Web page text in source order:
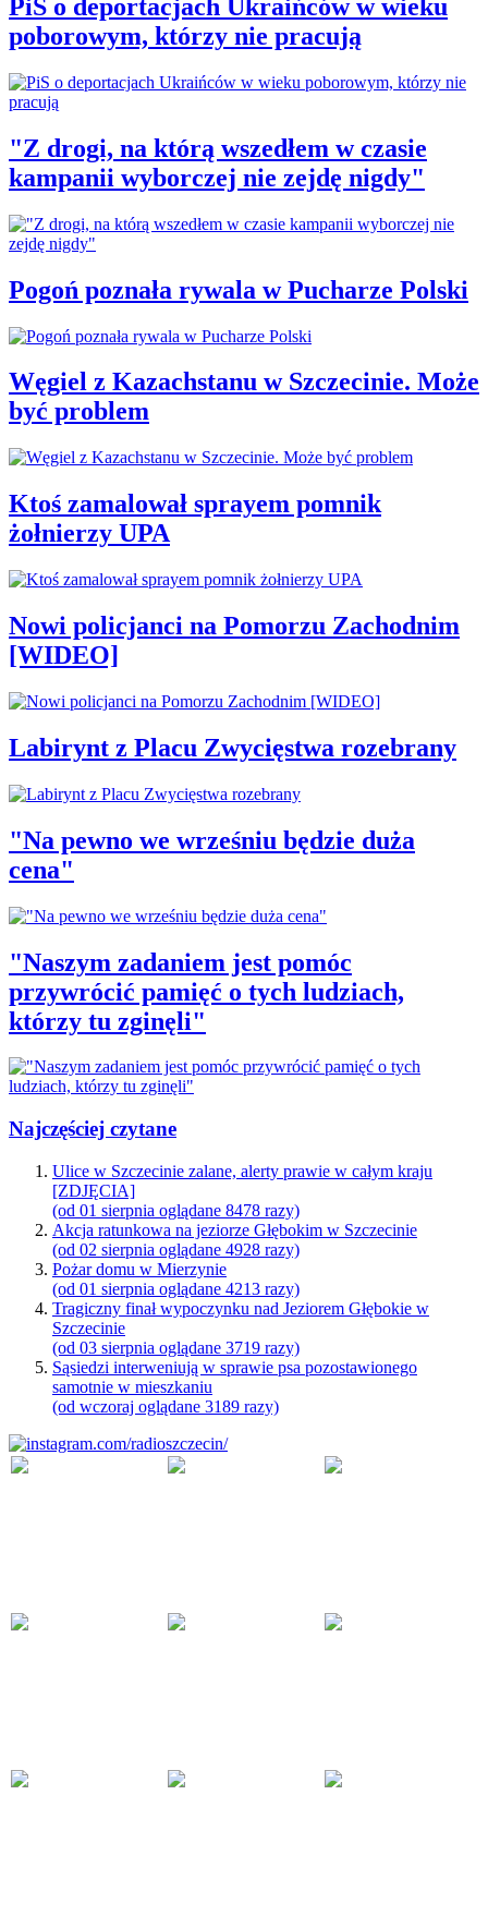
PiS o deportacjach Ukraińców w wieku
poborowym, którzy nie pracują
"Z drogi, na którą wszedłem w czasie
kampanii wyborczej nie zejdę nigdy"
Pogoń poznała rywala w Pucharze Polski
Węgiel z Kazachstanu w Szczecinie. Może
być problem
Ktoś zamalował sprayem pomnik
żołnierzy UPA
Nowi policjanci na Pomorzu Zachodnim
[WIDEO]
Labirynt z Placu Zwycięstwa rozebrany
"Na pewno we wrześniu będzie duża
cena"
"Naszym zadaniem jest pomóc
przywrócić pamięć o tych ludziach,
którzy tu zginęli"
Najczęściej czytane
Ulice w Szczecinie zalane, alerty prawie w całym kraju
[ZDJĘCIA]
(od 01 sierpnia oglądane 8478 razy)
Akcja ratunkowa na jeziorze Głębokim w Szczecinie
(od 02 sierpnia oglądane 4928 razy)
Pożar domu w Mierzynie
(od 01 sierpnia oglądane 4213 razy)
Tragiczny finał wypoczynku nad Jeziorem Głębokie w
Szczecinie
(od 03 sierpnia oglądane 3719 razy)
Sąsiedzi interweniują w sprawie psa pozostawionego
samotnie w mieszkaniu
(od wczoraj oglądane 3189 razy)